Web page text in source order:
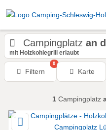
Campingplatz an
mit Holzkohlegrill erlaubt
Filtern
0
Karte
1 Campingplatz